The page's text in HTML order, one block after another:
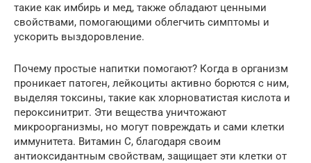
такие как имбирь и мед, также обладают ценными
свойствами, помогающими облегчить симптомы и
ускорить выздоровление.
Почему простые напитки помогают? Когда в организм
проникает патоген, лейкоциты активно борются с ним,
выделяя токсины, такие как хлорноватистая кислота и
пероксинитрит. Эти вещества уничтожают
микроорганизмы, но могут повреждать и сами клетки
иммунитета. Витамин С, благодаря своим
антиоксидантным свойствам, защищает эти клетки от